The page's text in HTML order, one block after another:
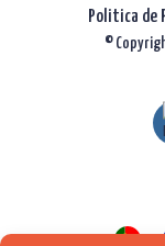
Politica de
©